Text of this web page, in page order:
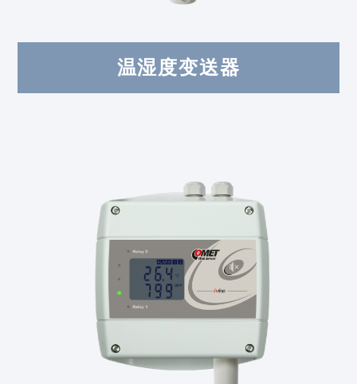
温湿度变送器